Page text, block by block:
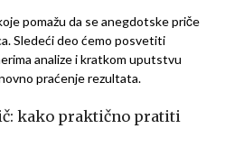
pomažu da se anegdotske priče
Sledeći deo ćemo posvetiti
analize i kratkom uputstvu
praćenje rezultata.
kako praktično pratiti